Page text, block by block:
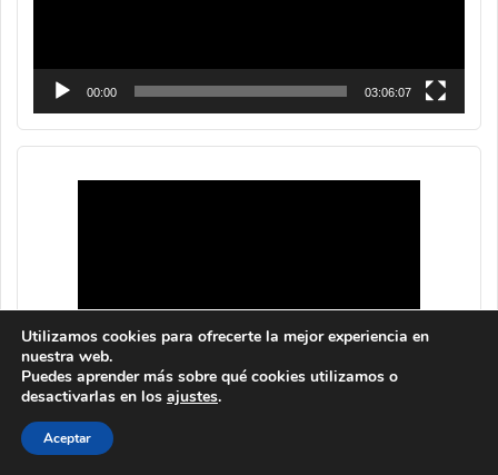
00:00 03:06:07
Utilizamos cookies para ofrecerte la mejor experiencia en
nuestra web.
Puedes aprender más sobre qué cookies utilizamos o
desactivarlas en los ajustes.
Aceptar